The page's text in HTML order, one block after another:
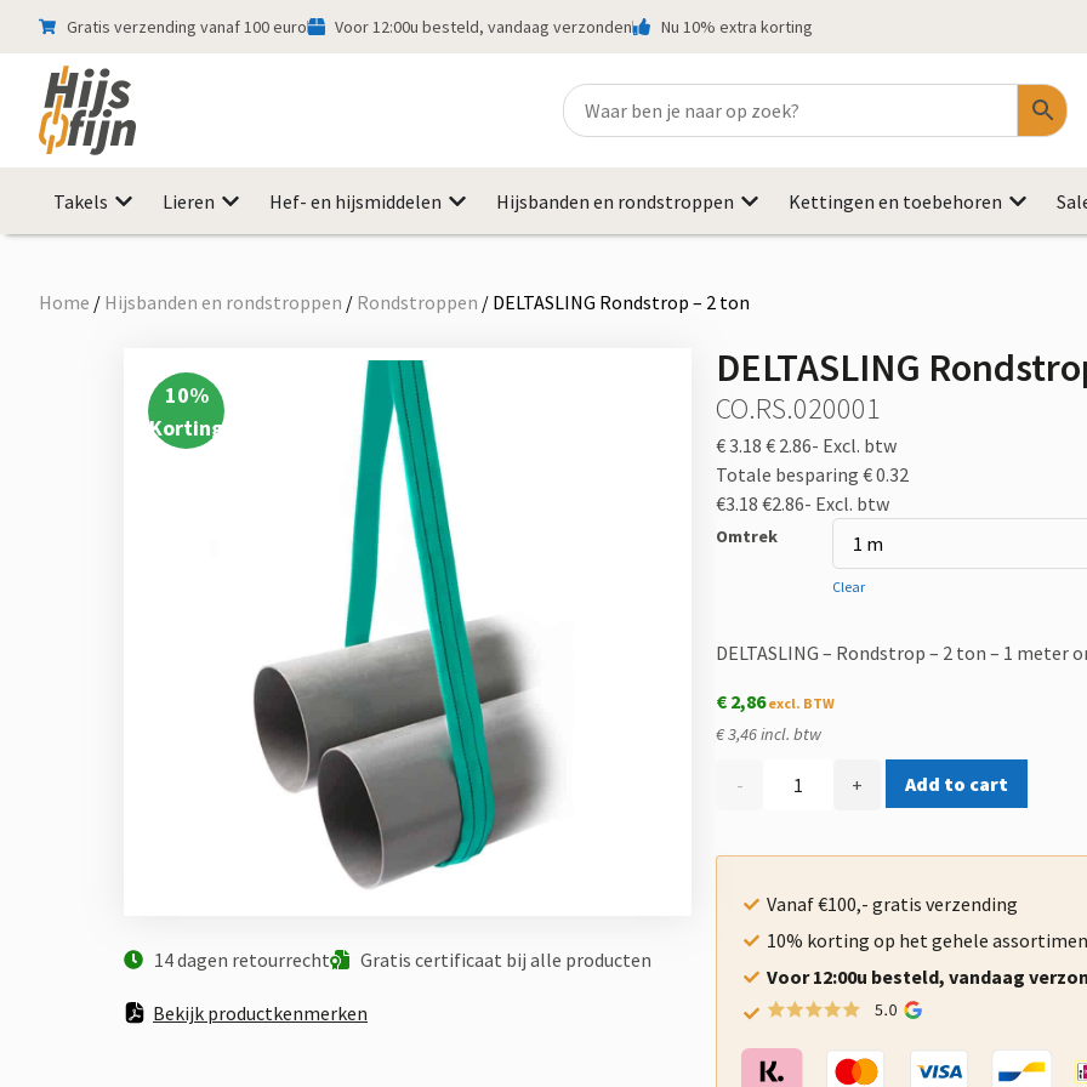
Gratis verzending vanaf 100 euro Voor 12:00u besteld, vandaag verzonden Nu 10% extra korting
Takels Lieren Hef- en hijsmiddelen Hijsbanden en rondstroppen Kettingen en toebehoren
Home / Hijsbanden en rondstroppen / Rondstroppen / DELTASLING Rondstrop – 2 ton
10%
Korting
14 dagen retourrecht Gratis certificaat bij alle producten
Bekijk productkenmerken
DELTASLING
CO.RS.020001
€ 3.18 € 2.86- Excl. btw
Totale besparing € 0.32
€3.18 €2.86- Excl. btw
Omtrek
Clear
DELTASLING – Rondstrop – 2 ton – 1 meter
€ 2,86
- + Add to cart
€ 3,46 incl. btw
Vanaf €100,- gratis verzending
10% korting op het gehele
Voor 12:00u besteld, vandaag